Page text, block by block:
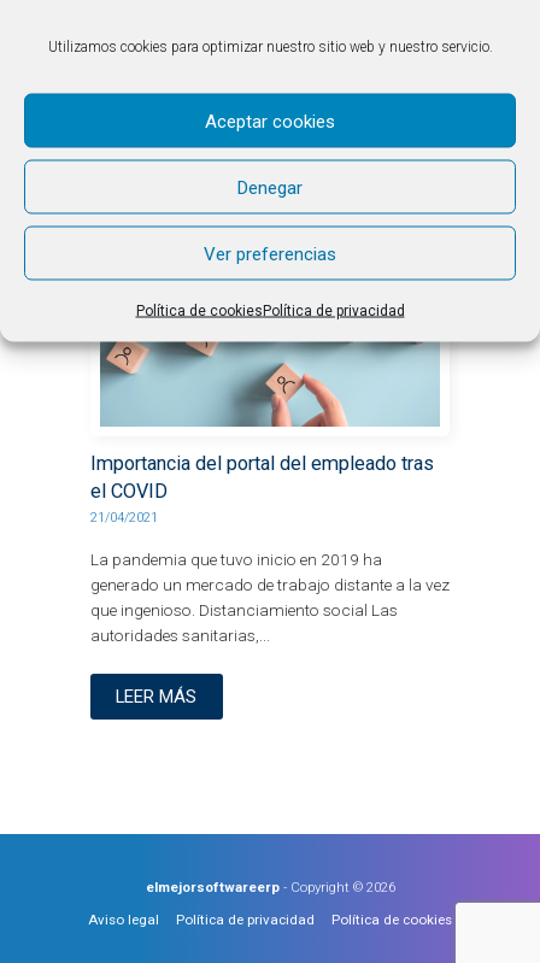
Utilizamos cookies para optimizar nuestro sitio web y nuestro servicio.
Aceptar cookies
Denegar
Ver preferencias
Política de cookiesPolítica de privacidad
conocimiento. Gestión del conocimiento...
Importancia del portal del empleado tras
el COVID
21/04/2021
La pandemia que tuvo inicio en 2019 ha
generado un mercado de trabajo distante a la vez
que ingenioso. Distanciamiento social Las
autoridades sanitarias,...
LEER MÁS
elmejorsoftwareerp- Copyright © 2026
Aviso legal
Política de privacidad Política de cookies